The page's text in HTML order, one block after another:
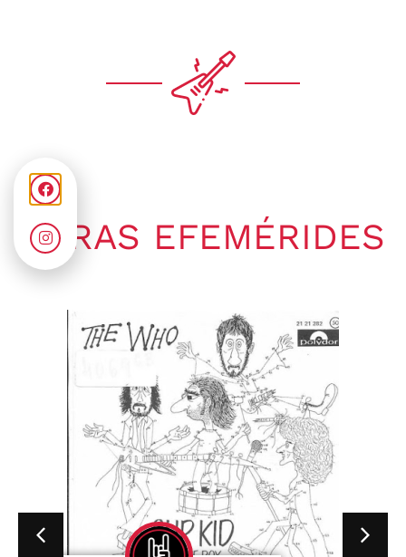
OTRAS EFEMÉRIDES